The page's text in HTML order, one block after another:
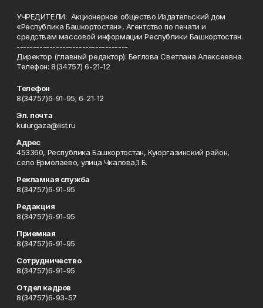
УЧРЕДИТЕЛИ: Акционерное общество Издательский дом
«Республика Башкортостан», Агентство по печати и
средствам массовой информации Республики Башкортостан.
----------------------------------
Директор (главный редактор): Беглова Светлана Алексеевна.
Телефон: 8(34757) 6-21-12
Телефон
8(34757)6-91-95; 6-21-12
Эл. почта
kuiurgaza@list.ru
Адрес
453360, Республика Башкортостан, Куюргазинский район,
село Ермолаево, улица Чкалова,1 Б.
Рекламная служба
8(34757)6-91-95
Редакция
8(34757)6-91-95
Приемная
8(34757)6-91-95
Сотрудничество
8(34757)6-91-95
Отдел кадров
8(34757)6-93-57